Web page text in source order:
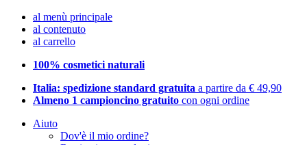
al menù principale
al contenuto
al carrello
100% cosmetici naturali
Italia: spedizione standard gratuita a partire da € 49,90
Almeno 1 campioncino gratuito con ogni ordine
Aiuto
Dov'è il mio ordine?